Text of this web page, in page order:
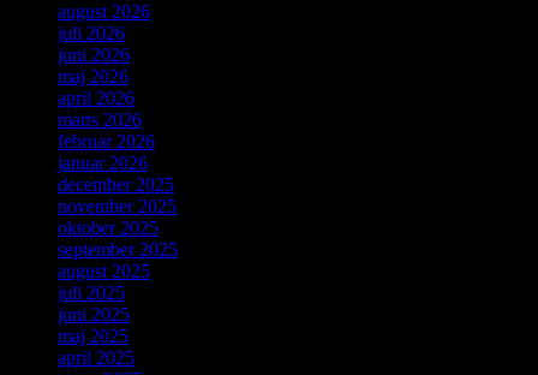
august 2026
juli 2026
juni 2026
maj 2026
april 2026
marts 2026
februar 2026
januar 2026
december 2025
november 2025
oktober 2025
september 2025
august 2025
juli 2025
juni 2025
maj 2025
april 2025